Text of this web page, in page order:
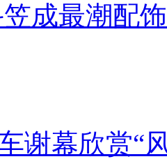
成最潮配
谢幕欣赏“